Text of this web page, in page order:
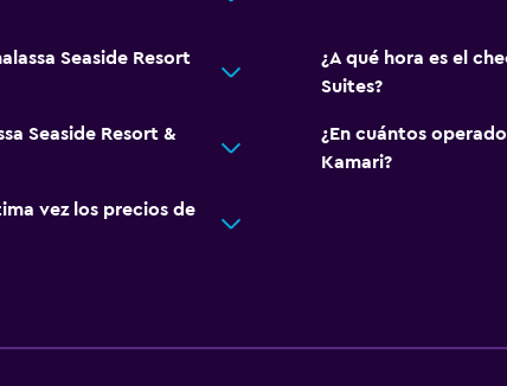
Seaside Resort
¿A qué hora es el
Suites?
Seaside Resort &
¿En cuántos
Kamari?
vez los precios de